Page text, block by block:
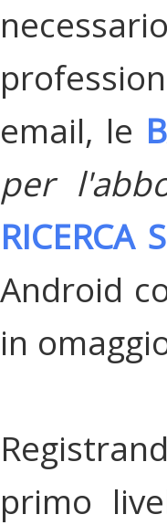
email, le
per
RICERCA
Android
in
primo